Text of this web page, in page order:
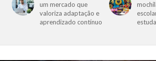
um mercado que
valoriza adaptação e
aprendizado contínuo